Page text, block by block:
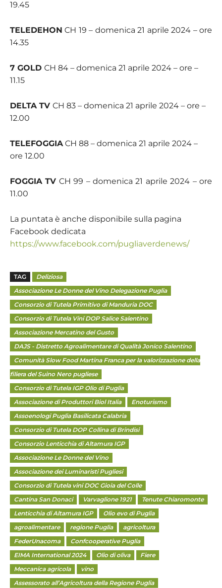
19.45
TELEDEHON CH 19 – domenica 21 aprile 2024 – ore
14.35
7 GOLD CH 84 – domenica 21 aprile 2024 – ore –
11.15
DELTA TV CH 83 – domenica 21 aprile 2024 – ore –
12.00
TELEFOGGIA CH 88 – domenica 21 aprile 2024 –
ore 12.00
FOGGIA TV CH 99 – domenica 21 aprile 2024 – ore
11.00
La puntata è anche disponibile sulla pagina
Facebook dedicata
https://www.facebook.com/pugliaverdenews/
TAG
Deliziosa
Associazione Le Donne del Vino Delegazione Puglia
Consorzio di Tutela Primitivo di Manduria DOC
Consorzio di Tutela Vini DOP Salice Salentino
Associazione Mercatino del Gusto
DAJS - Distretto Agroalimentare di Qualità Jonico Salentino
Comunità Slow Food Martina Franca per la valorizzazione della
filiera del Suino Nero pugliese
Consorzio di Tutela IGP Olio di Puglia
Associazione di Produttori Biol Italia
Enoturismo
Assoenologi Puglia Basilicata Calabria
Consorzio di Tutela DOP Collina di Brindisi
Consorzio Lenticchia di Altamura IGP
Associazione Le Donne del Vino
Associazione dei Luminaristi Pugliesi
Consorzio di Tutela vini DOC Gioia del Colle
Cantina San Donaci
Varvaglione 1921
Tenute Chiaromonte
Lenticchia di Altamura IGP
Olio evo di Puglia
agroalimentare
regione Puglia
agricoltura
FederUnacoma
Confcooperative Puglia
EIMA International 2024
Olio di oliva
Fiere
Meccanica agricola
vino
Assessorato all’Agricoltura della Regione Puglia